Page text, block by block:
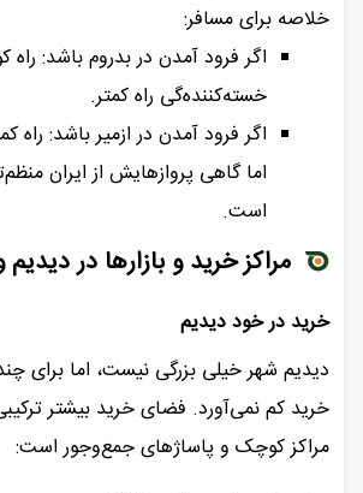
خلاصه برای مسافر:
اگر فرود آمدن در بدروم باشد: راه
خسته‌کننده‌گی راه کمتر.
اگر فرود آمدن در ازمیر باشد: راه
اما گاهی پروازهایش از ایران
است.
مراکز خرید و بازارها در
خرید در خود دیدیم
دیدیم شهر خیلی بزرگی نیست، اما برای
خرید کم نمی‌آورد. فضای خرید بیشتر ترکیبی
مراکز کوچک و پاساژهای جمع‌وجور است: